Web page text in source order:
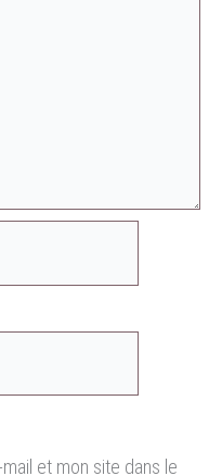
et mon site dans le